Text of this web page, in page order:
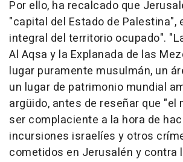
Por ello, ha recalcado que
"capital del Estado de Palestina",
integral del territorio ocupado".
Al Aqsa y la Explanada de las
lugar puramente musulmán, un
un lugar de patrimonio mundial
argüido, antes de reseñar que "el
ser complaciente a la hora de
incursiones israelíes y otros
cometidos en Jerusalén y contra